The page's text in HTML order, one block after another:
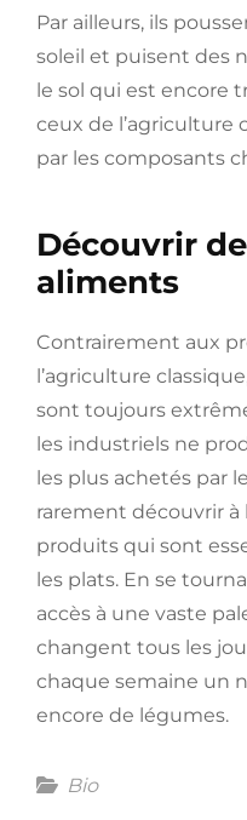
Par ailleurs, ils
soleil et puisent des
le sol qui est encore
ceux de l’agriculture
par les composants
Découvrir
aliments
Contrairement aux
l’agriculture
sont toujours
les industriels ne
les plus achetés par
rarement découvrir
produits qui sont
les plats. En se
accès à une vaste
changent tous les
chaque semaine un
encore de légumes.
Categories
Bio